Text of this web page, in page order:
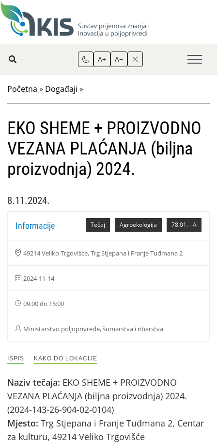
A+ A−
Početna » Događaji »
EKO SHEME + PROIZVODNO
VEZANA PLAĆANJA (biljna
proizvodnja) 2024.
8.11.2024.
78.01. - A
Agroekologija
Tečaj
Informacije
49214 Veliko Trgovišće, Trg Stjepana i Franje Tuđmana 2
2024-11-14
09:00 do 15:00
Ministarstvo poljoprivrede, šumarstva i ribarstva
ISPIS KAKO DO LOKACIJE
Naziv tečaja: EKO SHEME + PROIZVODNO
VEZANA PLAĆANJA (biljna proizvodnja) 2024.
(2024-143-26-904-02-0104)
Mjesto: Trg Stjepana i Franje Tuđmana 2, Centar
za kulturu, 49214 Veliko Trgovišće